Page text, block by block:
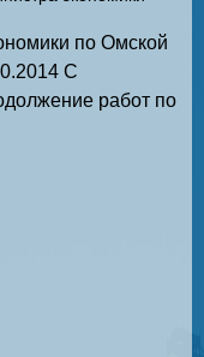
по Омской
С
работ по